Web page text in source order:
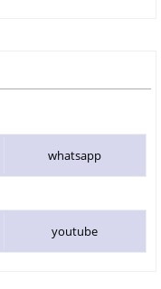
whatsapp
youtube